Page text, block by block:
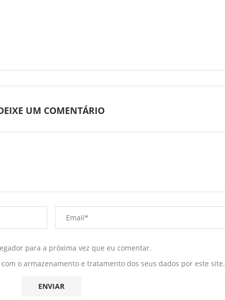
UM COMENTÁRIO
para a próxima vez que eu comentar.
o armazenamento e tratamento dos seus dados por este site.